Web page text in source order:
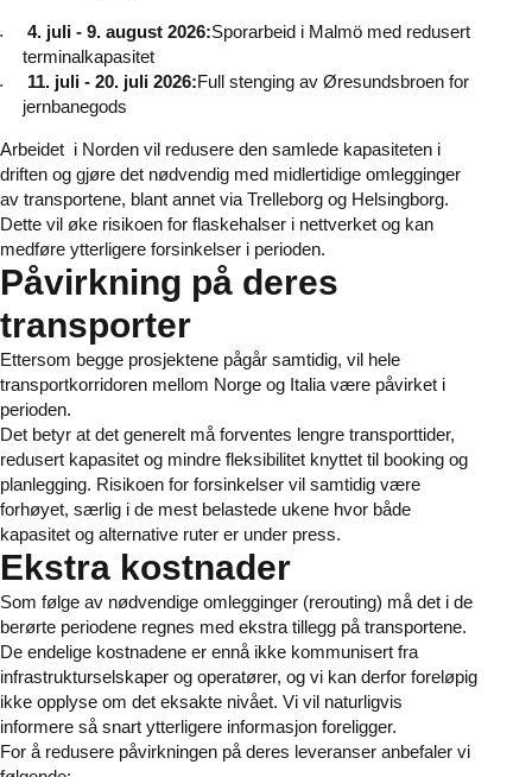
4. juli - 9. august 2026:Sporarbeid i Malmö med redusert
terminalkapasitet
11. juli - 20. juli 2026:Full stenging av Øresundsbroen for
jernbanegods
Arbeidet i Norden vil redusere den samlede kapasiteten i
driften og gjøre det nødvendig med midlertidige omlegginger
av transportene, blant annet via Trelleborg og Helsingborg.
Dette vil øke risikoen for flaskehalser i nettverket og kan
medføre ytterligere forsinkelser i perioden.
Påvirkning på deres
transporter
Ettersom begge prosjektene pågår samtidig, vil hele
transportkorridoren mellom Norge og Italia være påvirket i
perioden.
Det betyr at det generelt må forventes lengre transporttider,
redusert kapasitet og mindre fleksibilitet knyttet til booking og
planlegging. Risikoen for forsinkelser vil samtidig være
forhøyet, særlig i de mest belastede ukene hvor både
kapasitet og alternative ruter er under press.
Ekstra kostnader
Som følge av nødvendige omlegginger (rerouting) må det i de
berørte periodene regnes med ekstra tillegg på transportene.
De endelige kostnadene er ennå ikke kommunisert fra
infrastrukturselskaper og operatører, og vi kan derfor foreløpig
ikke opplyse om det eksakte nivået. Vi vil naturligvis
informere så snart ytterligere informasjon foreligger.
For å redusere påvirkningen på deres leveranser anbefaler vi